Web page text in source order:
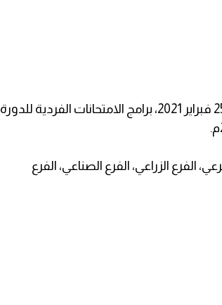
نشرت وزارة التربية والتعليم في غزة، صباح اليوم الخميس 25 فبراير 2021، برامج الامتحانات الفردية للدورة
الفرع الزراعي، الفرع الصناعي، الفرع